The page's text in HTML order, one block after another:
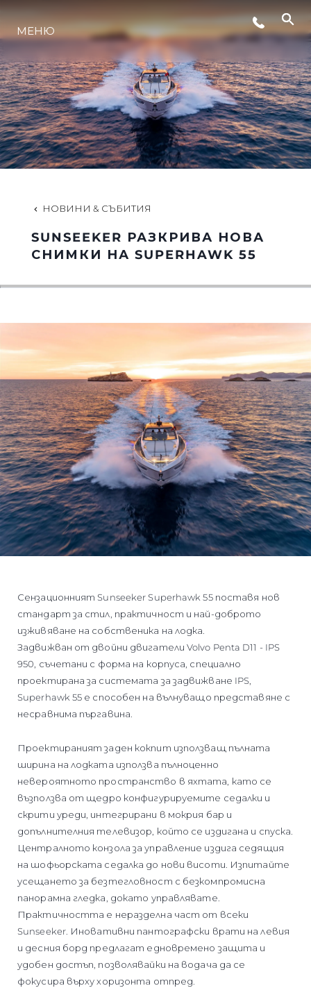
СЪБИТИЯ
ИНОВАЦИЯ
НАСЛЕДСТВО
МЕНЮ
НОВИНИ & СЪБИТИЯ
SUNSEEKER РАЗКРИВА НОВА
СНИМКИ НА SUPERHAWK 55
Сензационният Sunseeker Superhawk 55 поставя нов
стандарт за стил, практичност и най-доброто
изживяване на собственика на лодка.
Задвижван от двойни двигатели Volvo Penta D11 - IPS
950, съчетани с форма на корпуса, специално
проектирана за системата за задвижване IPS,
Superhawk 55 е способен на вълнуващо представяне с
несравнима пъргавина.
Проектираният заден кокпит използващ пълната
ширина на лодката използва пълноценно
невероятното пространство в яхтата, като се
възползва от щедро конфигурируемите седалки и
скрити уреди, интегрирани в мокрия бар и
допълнителния телевизор, който се издигана и спуска.
Централното конзола за управление издига седящия
на шофьорската седалка до нови висоти. Изпитайте
усещането за безтегловност с безкомпромисна
панорамна гледка, докато управлявате.
Практичността е неразделна част от всеки
Sunseeker. Иновативни пантографски врати на левия
и десния борд предлагат едновремено защита и
удобен достъп, позволявайки на водача да се
фокусира върху хоризонта отпред.